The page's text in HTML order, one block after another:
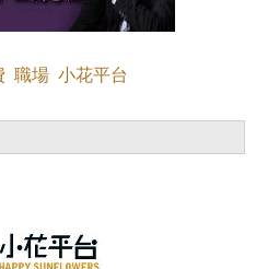
職場 小花平台